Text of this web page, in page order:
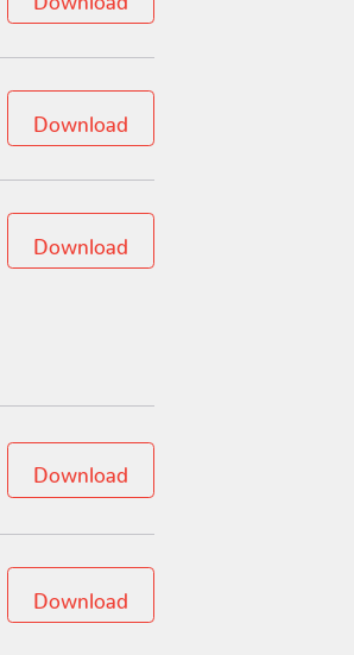
Download
Download
Download
Download